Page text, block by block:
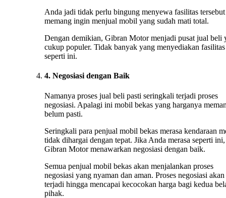
Anda jadi tidak perlu bingung menyewa fasilitas
memang ingin menjual mobil yang sudah mati total.
Dengan demikian, Gibran Motor menjadi pusat jual beli
cukup populer. Tidak banyak yang menyediakan fasilitas
seperti ini.
4. Negosiasi dengan Baik
Namanya proses jual beli pasti seringkali terjadi proses
negosiasi. Apalagi ini mobil bekas yang harganya
belum pasti.
Seringkali para penjual mobil bekas merasa kendaraan
tidak dihargai dengan tepat. Jika Anda merasa seperti ini,
Gibran Motor menawarkan negosiasi dengan baik.
Semua penjual mobil bekas akan menjalankan proses
negosiasi yang nyaman dan aman. Proses negosiasi akan
terjadi hingga mencapai kecocokan harga bagi kedua
pihak.